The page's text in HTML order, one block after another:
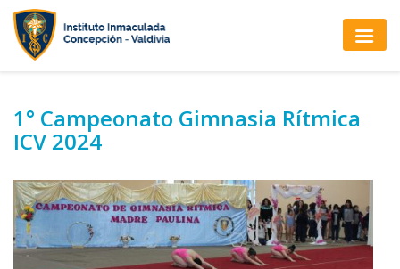
1° Campeonato Gimnasia Rítmica
ICV 2024